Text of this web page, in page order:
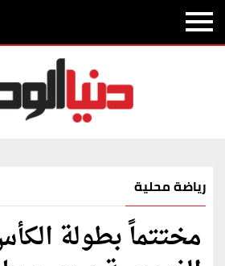
رياضة محلية
مختتماً بطولة